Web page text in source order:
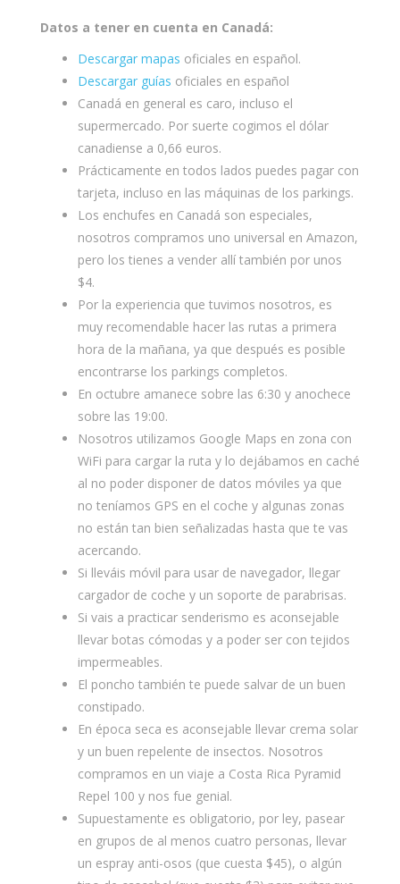
Datos a tener en cuenta en Canadá:
Descargar mapas oficiales en español.
Descargar guías oficiales en español
Canadá en general es caro, incluso el
supermercado. Por suerte cogimos el dólar
canadiense a 0,66 euros.
Prácticamente en todos lados puedes pagar con
tarjeta, incluso en las máquinas de los parkings.
Los enchufes en Canadá son especiales,
nosotros compramos uno universal en Amazon,
pero los tienes a vender allí también por unos
$4.
Por la experiencia que tuvimos nosotros, es
muy recomendable hacer las rutas a primera
hora de la mañana, ya que después es posible
encontrarse los parkings completos.
En octubre amanece sobre las 6:30 y anochece
sobre las 19:00.
Nosotros utilizamos Google Maps en zona con
WiFi para cargar la ruta y lo dejábamos en caché
al no poder disponer de datos móviles ya que
no teníamos GPS en el coche y algunas zonas
no están tan bien señalizadas hasta que te vas
acercando.
Si lleváis móvil para usar de navegador, llegar
cargador de coche y un soporte de parabrisas.
Si vais a practicar senderismo es aconsejable
llevar botas cómodas y a poder ser con tejidos
impermeables.
El poncho también te puede salvar de un buen
constipado.
En época seca es aconsejable llevar crema solar
y un buen repelente de insectos. Nosotros
compramos en un viaje a Costa Rica Pyramid
Repel 100 y nos fue genial.
Supuestamente es obligatorio, por ley, pasear
en grupos de al menos cuatro personas, llevar
un espray anti-osos (que cuesta $45), o algún